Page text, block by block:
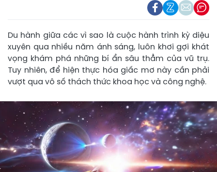
Du hành giữa các vì sao là cuộc hành trình kỳ diệu
xuyên qua nhiều năm ánh sáng, luôn khơi gợi khát
vọng khám phá những bí ẩn sâu thẳm của vũ trụ.
Tuy nhiên, để hiện thực hóa giấc mơ này cần phải
vượt qua vô số thách thức khoa học và công nghệ.